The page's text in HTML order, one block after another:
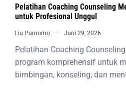
Pelatihan Coaching Counseling
untuk Profesional Unggul
Liu Purnomo Juni 29, 2026
Pelatihan Coaching
program komprehensif untuk
bimbingan, konseling, dan